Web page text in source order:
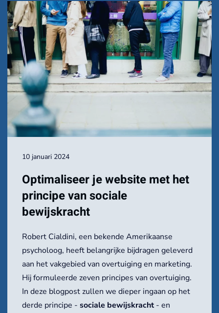
10 januari 2024
Optimaliseer je website met het
principe van sociale
bewijskracht
Robert Cialdini, een bekende Amerikaanse
psycholoog, heeft belangrijke bijdragen geleverd
aan het vakgebied van overtuiging en marketing.
Hij formuleerde zeven principes van overtuiging.
In deze blogpost zullen we dieper ingaan op het
derde principe - sociale bewijskracht - en